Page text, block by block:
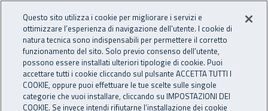
INAIL - Istituto Nazionale
Apri cerca
Navigazione principale
Navigazione - Ti trovi in:
Home Inail comunica News
Questo sito utilizza i cookie per migliorare i servizi e
ottimizzare l’esperienza di navigazione dell’utente. I cookie di
natura tecnica sono indispensabili per permettere il corretto
funzionamento del sito. Solo previo consenso dell’utente,
possono essere installati ulteriori tipologie di cookie. Puoi
accettare tutti i cookie cliccando sul pulsante ACCETTA TUTTI I
COOKIE, oppure puoi effettuare le tue scelte sulle singole
categorie che vuoi installare, cliccando su IMPOSTAZIONI DEI
COOKIE. Se invece intendi rifiutarne l’installazione dei cookie